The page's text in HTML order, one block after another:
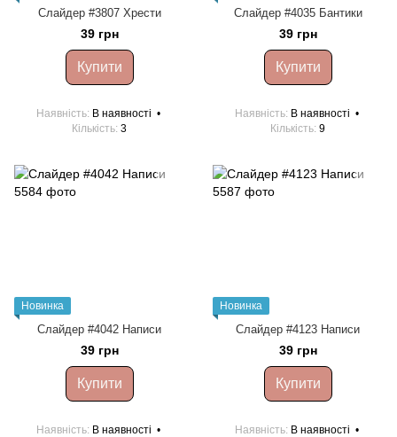
Слайдер #3807 Хрести
39 грн
Купити
Наявність В наявності
Кількість 3
Слайдер #4035 Бантики
39 грн
Купити
Наявність В наявності
Кількість 9
Новинка
Слайдер #4042 Написи
39 грн
Купити
Наявність В наявності
Новинка
Слайдер #4123 Написи
39 грн
Купити
Наявність В наявності